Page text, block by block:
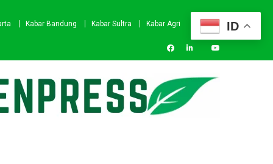
Kabar Bandung Kabar Sultra Kabar Agri ID